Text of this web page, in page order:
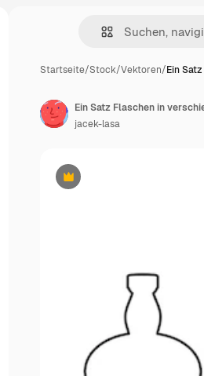
Startseite/Stock/Vektoren/Ein
Premium
Ein Satz Flaschen in
jacek-lasa